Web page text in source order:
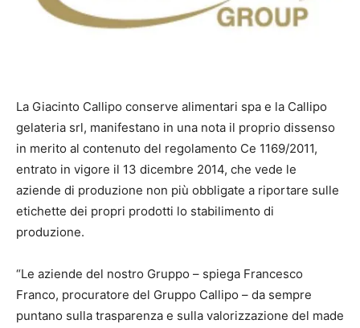
La Giacinto Callipo conserve alimentari spa e la Callipo
gelateria srl, manifestano in una nota il proprio dissenso
in merito al contenuto del regolamento Ce 1169/2011,
entrato in vigore il 13 dicembre 2014, che vede le
aziende di produzione non più obbligate a riportare sulle
etichette dei propri prodotti lo stabilimento di
produzione.
“Le aziende del nostro Gruppo – spiega Francesco
Franco, procuratore del Gruppo Callipo – da sempre
puntano sulla trasparenza e sulla valorizzazione del made